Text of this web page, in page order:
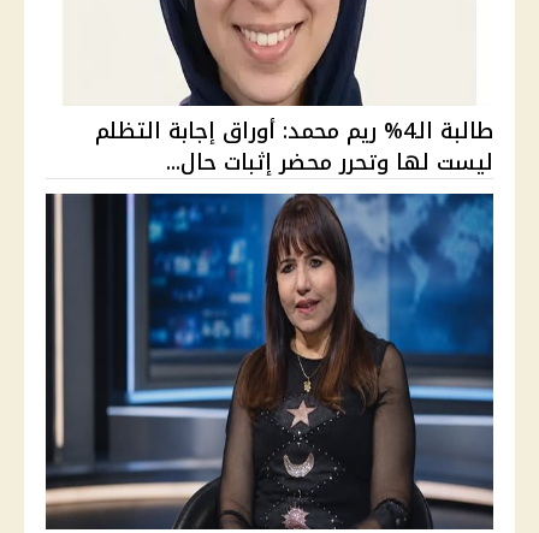
طالبة الـ4% ريم محمد: أوراق إجابة التظلم
ليست لها وتحرر محضر إثبات حال...